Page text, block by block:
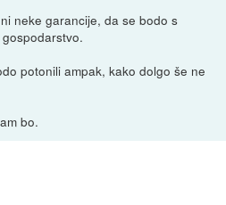
neke garancije, da se bodo s
potonili ampak, kako dolgo še ne
bo.